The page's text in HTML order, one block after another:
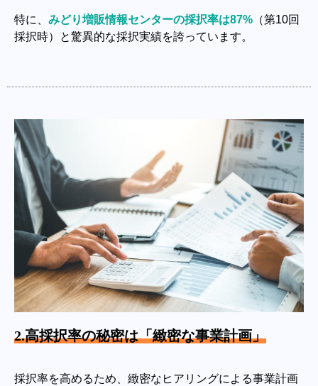
特に、 みどり増販情報センターの採択率は87% （第10回
採択時）と驚異的な採択実績を誇っています。
2.高採択率の秘密は「緻密な事業計画」
採択率を高めるため、緻密なヒアリングによる事業計画